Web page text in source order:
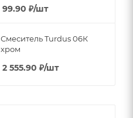
99.90 ₽/шт
Смеситель Turdus 06К
хром
2 555.90 ₽/шт